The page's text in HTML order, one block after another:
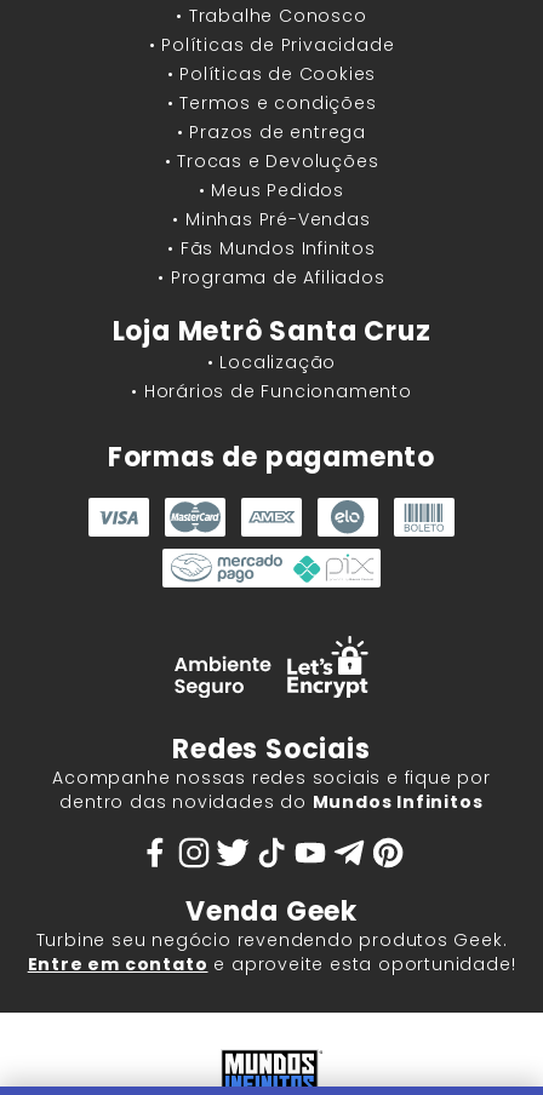
• Trabalhe Conosco
• Políticas de Privacidade
• Políticas de Cookies
• Termos e condições
• Prazos de entrega
• Trocas e Devoluções
• Meus Pedidos
• Minhas Pré-Vendas
• Fãs Mundos Infinitos
• Programa de Afiliados
Loja Metrô Santa Cruz
• Localização
• Horários de Funcionamento
Formas de pagamento
Redes Sociais
Acompanhe nossas redes sociais e fique por
dentro das novidades do Mundos Infinitos
Venda Geek
Turbine seu negócio revendendo produtos Geek.
Entre em contato e aproveite esta oportunidade!